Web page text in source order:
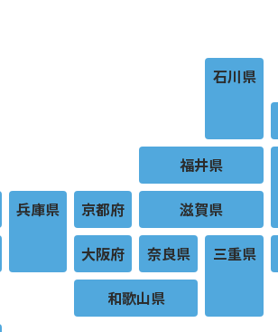
石川県
福井県
兵庫県 京都府 滋賀県
大阪府 奈良県 三重県
和歌山県